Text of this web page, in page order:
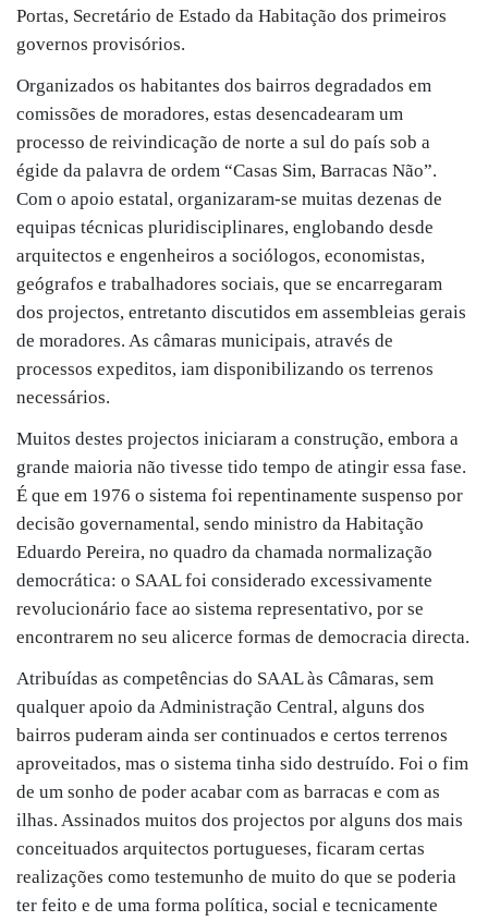
Portas, Secretário de Estado da Habitação dos primeiros
governos provisórios.
Organizados os habitantes dos bairros degradados em
comissões de moradores, estas desencadearam um
processo de reivindicação de norte a sul do país sob a
égide da palavra de ordem “Casas Sim, Barracas Não”.
Com o apoio estatal, organizaram-se muitas dezenas de
equipas técnicas pluridisciplinares, englobando desde
arquitectos e engenheiros a sociólogos, economistas,
geógrafos e trabalhadores sociais, que se encarregaram
dos projectos, entretanto discutidos em assembleias gerais
de moradores. As câmaras municipais, através de
processos expeditos, iam disponibilizando os terrenos
necessários.
Muitos destes projectos iniciaram a construção, embora a
grande maioria não tivesse tido tempo de atingir essa fase.
É que em 1976 o sistema foi repentinamente suspenso por
decisão governamental, sendo ministro da Habitação
Eduardo Pereira, no quadro da chamada normalização
democrática: o SAAL foi considerado excessivamente
revolucionário face ao sistema representativo, por se
encontrarem no seu alicerce formas de democracia directa.
Atribuídas as competências do SAAL às Câmaras, sem
qualquer apoio da Administração Central, alguns dos
bairros puderam ainda ser continuados e certos terrenos
aproveitados, mas o sistema tinha sido destruído. Foi o fim
de um sonho de poder acabar com as barracas e com as
ilhas. Assinados muitos dos projectos por alguns dos mais
conceituados arquitectos portugueses, ficaram certas
realizações como testemunho de muito do que se poderia
ter feito e de uma forma política, social e tecnicamente